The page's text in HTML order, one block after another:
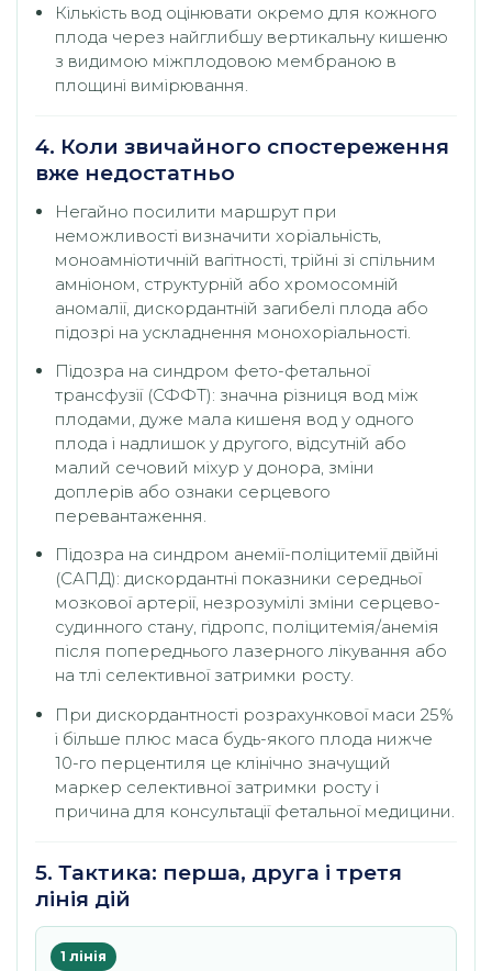
Кількість вод оцінювати окремо для кожного
плода через найглибшу вертикальну кишеню
з видимою міжплодовою мембраною в
площині вимірювання.
4. Коли звичайного спостереження
вже недостатньо
Негайно посилити маршрут при
неможливості визначити хоріальність,
моноамніотичній вагітності, трійні зі спільним
амніоном, структурній або хромосомній
аномалії, дискордантній загибелі плода або
підозрі на ускладнення монохоріальності.
Підозра на синдром фето-фетальної
трансфузії (СФФТ): значна різниця вод між
плодами, дуже мала кишеня вод у одного
плода і надлишок у другого, відсутній або
малий сечовий міхур у донора, зміни
доплерів або ознаки серцевого
перевантаження.
Підозра на синдром анемії-поліцитемії двійні
(САПД): дискордантні показники середньої
мозкової артерії, незрозумілі зміни серцево-
судинного стану, гідропс, поліцитемія/анемія
після попереднього лазерного лікування або
на тлі селективної затримки росту.
При дискордантності розрахункової маси 25%
і більше плюс маса будь-якого плода нижче
10-го перцентиля це клінічно значущий
маркер селективної затримки росту і
причина для консультації фетальної медицини.
5. Тактика: перша, друга і третя
лінія дій
1 лінія